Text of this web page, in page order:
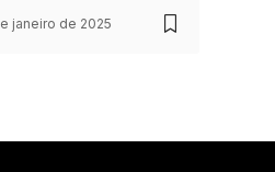
janeiro de 2025